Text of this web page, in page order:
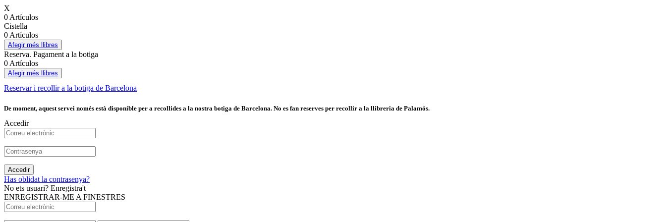
X
0 Artículos
Cistella
0 Artículos
Afegir més llibres
Reserva. Pagament a la botiga
0 Artículos
Afegir més llibres
Reservar i recollir a la botiga de Barcelona
De moment, aquest servei només està disponible per a recollides a la nostra botiga de Barcelona. No es fan reserves per recollir a la llibreria de Palamós.
Accedir
Accedir
Has oblidat la contrasenya?
No ets usuari? Enregistra't
ENREGISTRAR-ME A FINESTRES